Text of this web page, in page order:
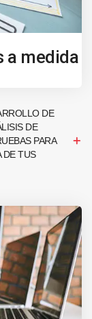
a medida
DE
DE
PARA
DE TUS